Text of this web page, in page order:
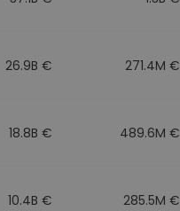
26.9B € 271.4M €
18.8B € 489.6M €
10.4B € 285.5M €